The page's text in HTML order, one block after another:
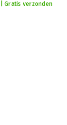
Gratis verzonden